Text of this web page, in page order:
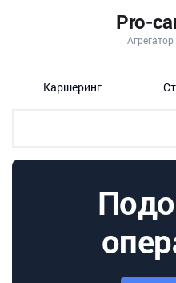
Pro-
Каршеринг